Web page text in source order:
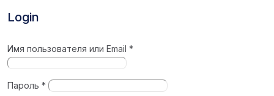
Login
Имя пользователя или Email*
Пароль*